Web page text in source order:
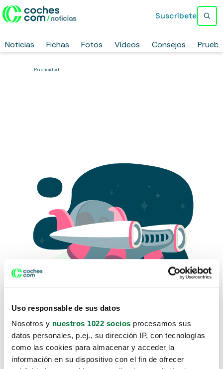
Uso responsable de sus datos
Nosotros y nuestros 1022 socios procesamos sus
datos personales, p.ej., su dirección IP, con tecnologías
como las cookies para almacenar y acceder la
información en su dispositivo con el fin de ofrecer
Noticias Fichas Fotos Vídeos Consejos
Suscríbete
Publicidad
Lo sentimos, no sabemos como